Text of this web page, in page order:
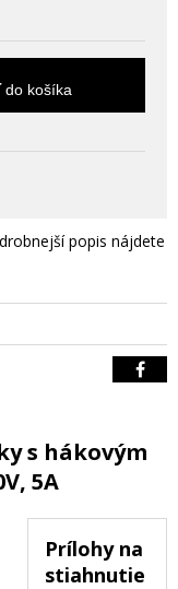
do košíka
popis nájdete
s hákovým
5A
Prílohy na
stiahnutie